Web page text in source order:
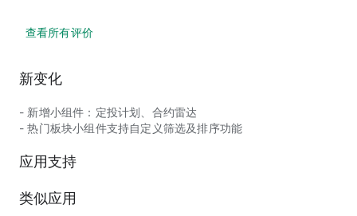
查看所有评价
新变化
- 新增小组件：定投计划、合约雷达
- 热门板块小组件支持自定义筛选及排序功能
应用支持
类似应用